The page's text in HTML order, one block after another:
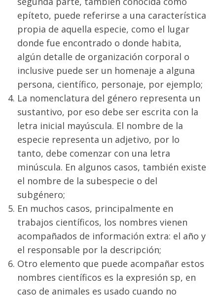
epíteto, puede referirse a una característica
propia de aquella especie, como el lugar
donde fue encontrado o donde habita,
algún detalle de organización corporal o
inclusive puede ser un homenaje a alguna
persona, científico, personaje, por ejemplo;
La nomenclatura del género representa un
sustantivo, por eso debe ser escrita con la
letra inicial mayúscula. El nombre de la
especie representa un adjetivo, por lo
tanto, debe comenzar con una letra
minúscula. En algunos casos, también existe
el nombre de la subespecie o del
subgénero;
En muchos casos, principalmente en
trabajos científicos, los nombres vienen
acompañados de información extra: el año y
el responsable por la descripción;
Otro elemento que puede acompañar estos
nombres científicos es la expresión sp, en
caso de animales es usado cuando no